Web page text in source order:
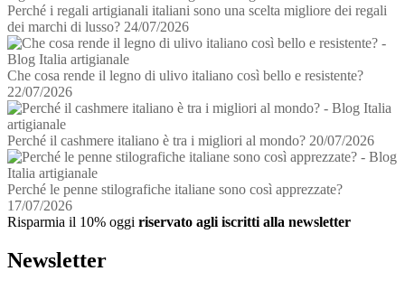
Perché i regali artigianali italiani sono una scelta migliore dei regali
dei marchi di lusso? 24/07/2026
Che cosa rende il legno di ulivo italiano così bello e resistente?
22/07/2026
Perché il cashmere italiano è tra i migliori al mondo? 20/07/2026
Perché le penne stilografiche italiane sono così apprezzate?
17/07/2026
Risparmia il 10% oggi riservato agli iscritti alla newsletter
Newsletter